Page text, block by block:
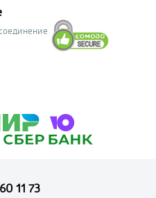
11 73